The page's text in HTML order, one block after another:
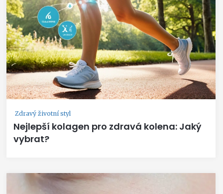
Zdravý životní styl
Nejlepší kolagen pro zdravá kolena: Jaký
vybrat?